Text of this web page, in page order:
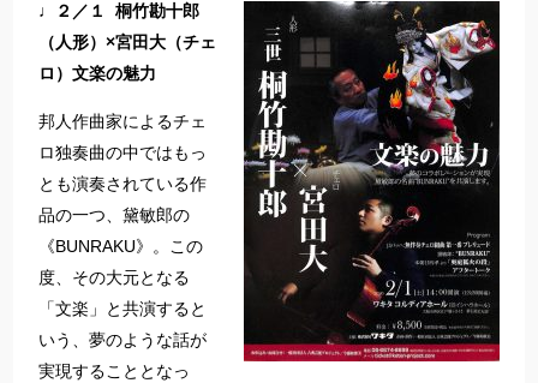
♩２／１ 桐竹勘十郎
（人形）×宮田大（チェ
ロ）文楽の魅力
邦人作曲家によるチェ
ロ独奏曲の中ではもっ
とも演奏されている作
品の一つ、黛敏郎の
《BUNRAKU》。この
度、その大元となる
「文楽」と共演すると
いう、夢のような話が
実現することとなっ